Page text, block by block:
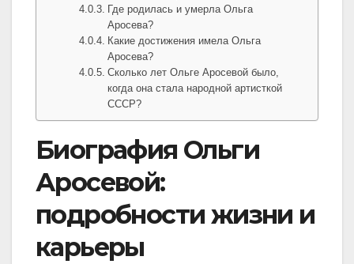
Где родилась и умерла Ольга
Аросева?
Какие достижения имела Ольга
Аросева?
Сколько лет Ольге Аросевой было,
когда она стала народной артисткой
СССР?
Биография Ольги
Аросевой:
подробности жизни и
карьеры